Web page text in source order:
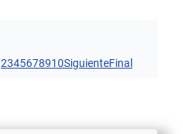
2345678910SiguienteFinal